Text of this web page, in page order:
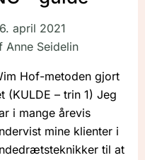
april 2021
Anne Seidelin
Hof-metoden gjort
(KULDE – trin 1) Jeg
i mange årevis
mine klienter i
til at